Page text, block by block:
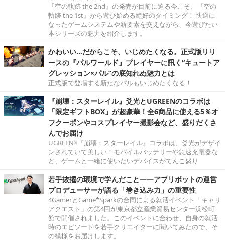
『空の軌跡 the 2nd』の発売が目前に迫る今こそ、『空の
軌跡 the 1st』から遊び始める絶好のタイミング！ 快適に
なったゲームシステムや新要素を交えながら、今遊びたい
本シリーズの魅力を紹介します。
かわいい…だからこそ、いじめたくなる。正式版リリ
ースの『パルワールド』プレイヤーに訊く“キュートア
グレッション×パル”の底知れぬ魅力とは
正式版で登場する新たなパルもいじめたくなる！
『崩壊：スターレイル』爻光とUGREENのコラボは
「限定ギフトBOX」が超豪華！全6商品に使える5％オ
フクーポンやコスプレイヤー撮影会など、盛りだくさ
んでお届け
UGREEN×『崩壊：スターレイル』コラボは、爻光がデザイ
ンされていて美しい！モバイルバッテリーや急速充電器な
ど、ゲームと一緒に使いたいデバイスがてんこ盛り
若手抜擢の環境で学んだこと――アプリボットの運営
プロデューサーが語る「巻き込み力」の重要性
4GamerとGame*Sparkの合同による就活イベント「キャリ
アクエスト」の第4回が東京都立産業貿易センター浜松町
館で開催されました。このイベントに合わせ、自身の就活
時のエピソードを若手クリエイターに聞いてみたので、そ
の模様をお届けします。